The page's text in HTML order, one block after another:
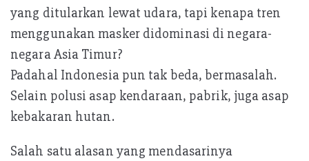
yang ditularkan lewat udara, tapi kenapa tren
menggunakan masker didominasi di negara-
negara Asia Timur?
Padahal Indonesia pun tak beda, bermasalah.
Selain polusi asap kendaraan, pabrik, juga asap
kebakaran hutan.
Salah satu alasan yang mendasarinya